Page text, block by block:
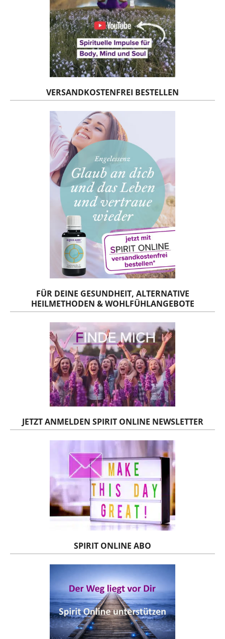
VERSANDKOSTENFREI BESTELLEN
FÜR DEINE GESUNDHEIT, ALTERNATIVE
HEILMETHODEN & WOHLFÜHLANGEBOTE
JETZT ANMELDEN SPIRIT ONLINE NEWSLETTER
SPIRIT ONLINE ABO